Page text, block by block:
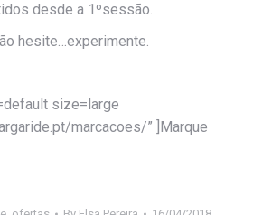
desde a 1ºsessão.
hesite…experimente.
size=large
marcacoes/” ]Marque